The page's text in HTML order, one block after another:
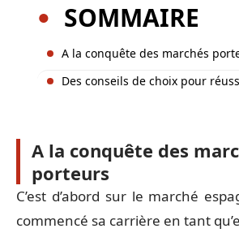
SOMMAIRE
A la conquête des marchés
Des conseils de choix pour
A la conquête des
porteurs
C’est d’abord sur le marché
commencé sa carrière en tant